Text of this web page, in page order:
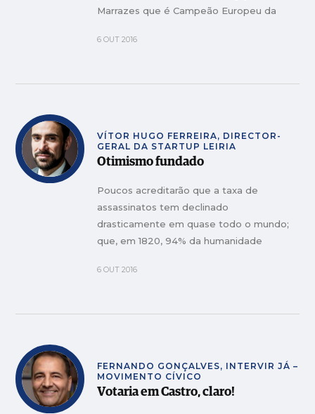
Marrazes que é Campeão Europeu da
a Fátima e passar por Leiria a acenar...
6 OUT 2016
VÍTOR HUGO FERREIRA, DIRECTOR-
GERAL DA STARTUP LEIRIA
Otimismo fundado
Poucos acreditarão que a taxa de
assassinatos tem declinado
drasticamente em quase todo o mundo;
que, em 1820, 94% da humanidade
dia e que essa percentagem caiu para
6 OUT 2016
FERNANDO GONÇALVES, INTERVIR JÁ –
MOVIMENTO CÍVICO
Votaria em Castro, claro!